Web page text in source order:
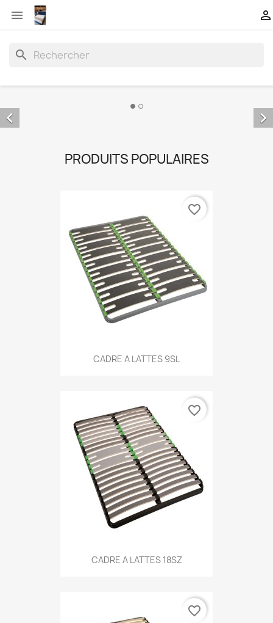
 
search
 
PRODUITS POPULAIRES
CADRE A LATTES 9SL
favorite_border
CADRE A LATTES 18SZ
favorite_border
favorite_border